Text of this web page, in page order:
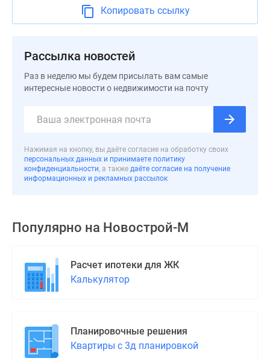
Экология
Студии
комнатные
Квартиры
Ипотечный
ипотека
Военная
программы
Медиа
Копировать ссылку
Рассылка новостей
Раз в неделю мы будем присылать вам самые
интересные новости о недвижимости на почту
Нажимая на кнопку, вы даёте согласие на обработку своих
персональных данных и принимаете политику
конфиденциальности, а также даёте согласие на получение
информационных и рекламных рассылок
Популярно на Новострой-М
Расчет ипотеки для ЖК
Калькулятор
Планировочные решения
Квартиры с 3д планировкой